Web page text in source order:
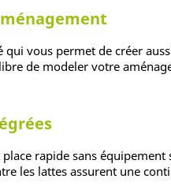
vous permet de créer
de modeler votre
rapide sans
les lattes assurent une